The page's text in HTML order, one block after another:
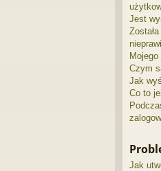
Jest
Czym
Jak
Co to
Jak